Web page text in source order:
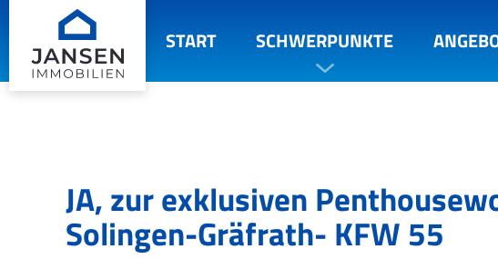
START SCHWERPUNKTE
JA, zur exklusiven
Solingen-Gräfrath- KFW 55